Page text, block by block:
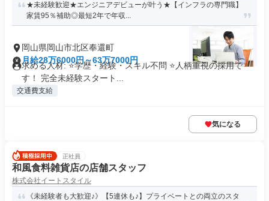
★未経験歓迎★エンジニアデビューが叶う★【インフラの専門職】
家賃95％補助◎最短2年で年収...
岡山県岡山市北区奉還町
月給28万6000円～63万7000円
求める人材: ⭐学歴・経験・スキル不問 ⭐人柄重視の採用で
す！ 完全未経験スタート...
交通費支給
気になる
正社員
和風食料雑貨店の店舗スタッフ
株式会社イートスタイル
《未経験者も大歓迎♪》【5連休も♪】プライベートとの両立のスタ